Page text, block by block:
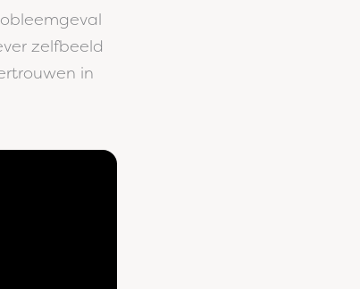
zelfbeeld
in